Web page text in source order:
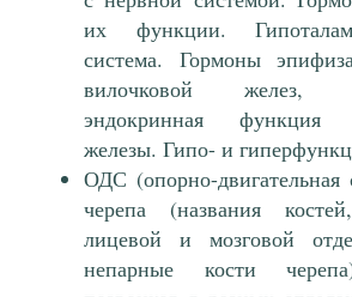
их функции.
система. Гормоны
вилочковой желез,
эндокринная функция
железы. Гипо- и
ОДС (опорно-двигательная
черепа (названия
лицевой и мозговой
непарные кости